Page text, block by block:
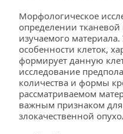
Морфологическое
определении
изучаемого
особенности клеток,
формирует данную
исследование
количества и формы
рассматриваемом
важным признаком
злокачественной